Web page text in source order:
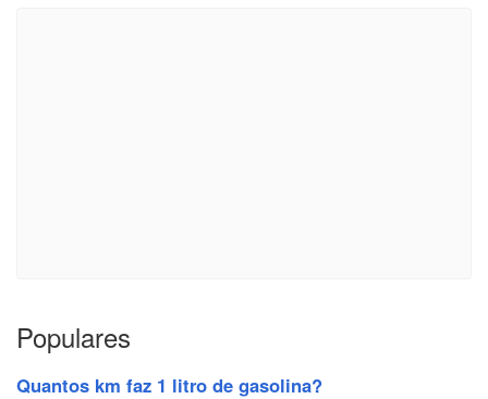
Populares
Quantos km faz 1 litro de gasolina?